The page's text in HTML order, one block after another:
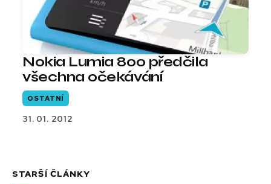
Nokia Lumia 800 předčila
všechna očekávání
OSTATNÍ
31. 01. 2012
STARŠÍ ČLÁNKY